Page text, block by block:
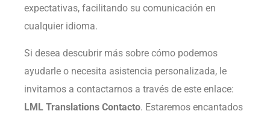
expectativas, facilitando su comunicación en
cualquier idioma.
Si desea descubrir más sobre cómo podemos
ayudarle o necesita asistencia personalizada, le
invitamos a contactarnos a través de este enlace:
LML Translations Contacto. Estaremos encantados